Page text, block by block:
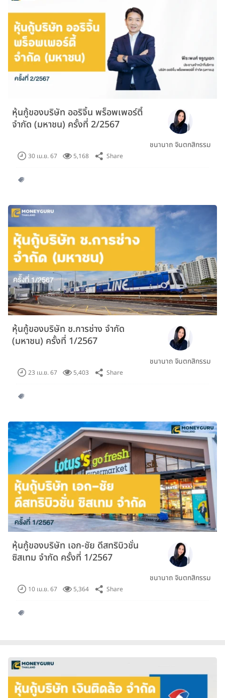
หุ้นกู้ของบริษัท ออริจิ้น พร็อพเพอร์ตี้
จำกัด (มหาชน) ครั้งที่ 2/2567
ชนานาถ จินตกสิกรรม
30 เม.ย. 67 5,168 Share
หุ้นกู้ของบริษัท ช.การช่าง จํากัด
(มหาชน) ครั้งที่ 1/2567
ชนานาถ จินตกสิกรรม
23 เม.ย. 67 5,403 Share
หุ้นกู้ของบริษัท เอก-ชัย ดีสทริบิวชั่น
ซิสเทม จำกัด ครั้งที่ 1/2567
ชนานาถ จินตกสิกรรม
10 เม.ย. 67 5,364 Share